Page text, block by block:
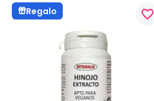
Regalo favorite_border